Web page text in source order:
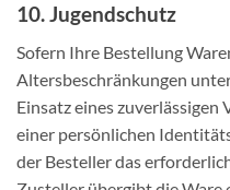
10. Jugendschutz​​​​​​​
Sofern Ihre Bestellung
Altersbeschränkungen
Einsatz eines
einer persönlichen
der Besteller das